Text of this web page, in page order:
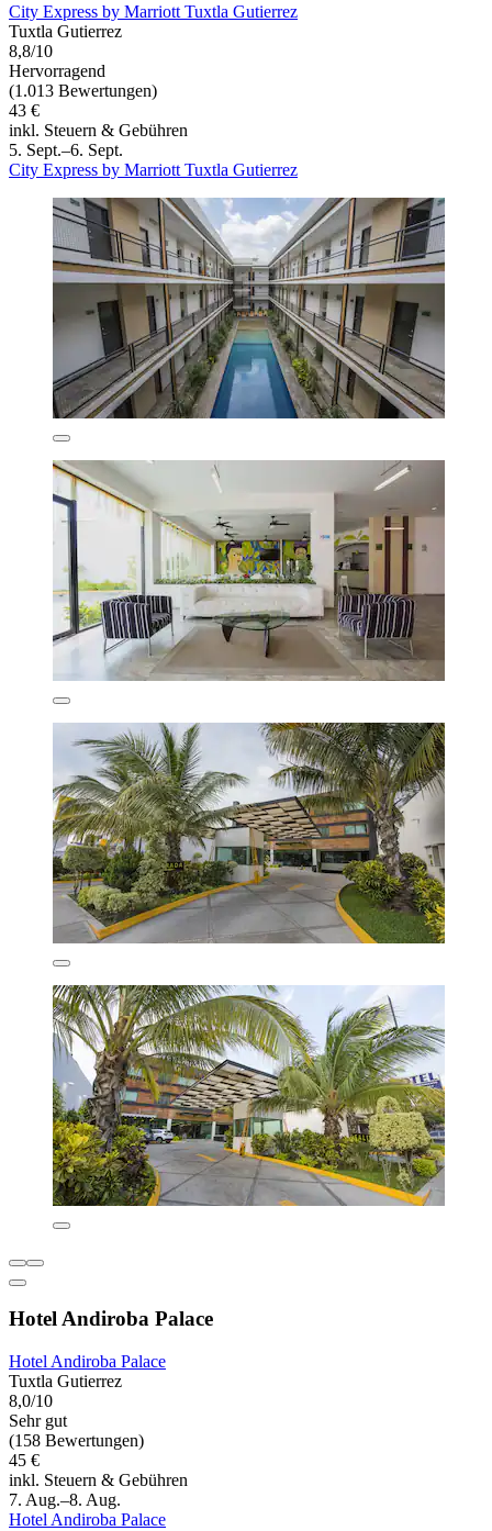
City Express by Marriott Tuxtla Gutierrez
Tuxtla Gutierrez
8,8/10
Hervorragend
(1.013 Bewertungen)
43 €
inkl. Steuern & Gebühren
5. Sept.–6. Sept.
City Express by Marriott Tuxtla Gutierrez
Hotel Andiroba Palace
Hotel Andiroba Palace
Tuxtla Gutierrez
8,0/10
Sehr gut
(158 Bewertungen)
45 €
inkl. Steuern & Gebühren
7. Aug.–8. Aug.
Hotel Andiroba Palace